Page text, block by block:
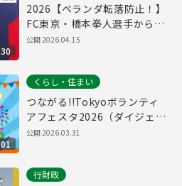
2026【ベランダ転落防止！】
FC東京・橋本拳人選手からの
メッセージ
公開2026.04.15
くらし・住まい
つながる!!Tokyoボランティ
アフェスタ2026（ダイジェス
ト版）
公開2026.03.31
行財政